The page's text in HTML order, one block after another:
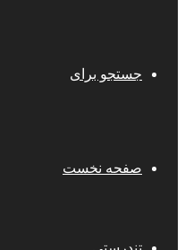
جستجو برای
صفحه نخست